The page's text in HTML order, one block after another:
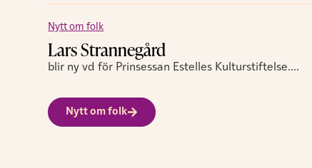
Nytt om folk
Lars Strannegård
blir ny vd för Prinsessan Estelles Kulturstiftelse....
Nytt om folk